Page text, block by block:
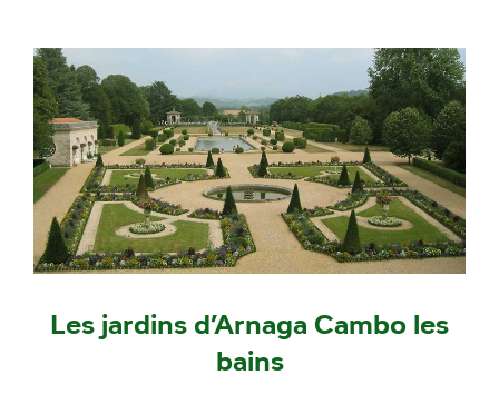
Les jardins d’Arnaga Cambo les
bains